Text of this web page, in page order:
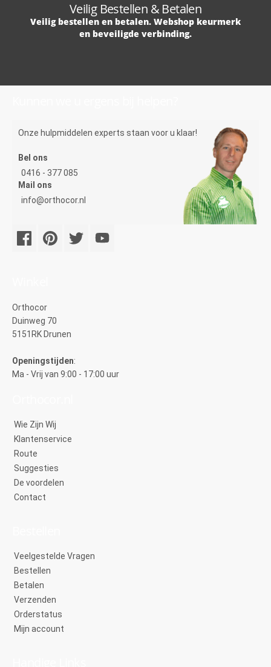
Veilig Bestellen & Betalen
Veilig bestellen en betalen. Webshop keurmerk
en beveiligde verbinding.
Onze hulpmiddelen experts staan voor u klaar!
Bel ons
0416 - 377 085
Mail ons
info@orthocor.nl
Orthocor
Duinweg 70
5151RK Drunen
Openingstijden:
Ma - Vrij van 9:00 - 17:00 uur
Wie Zijn Wij
Klantenservice
Route
Suggesties
De voordelen
Contact
Veelgestelde Vragen
Bestellen
Betalen
Verzenden
Orderstatus
Mijn account